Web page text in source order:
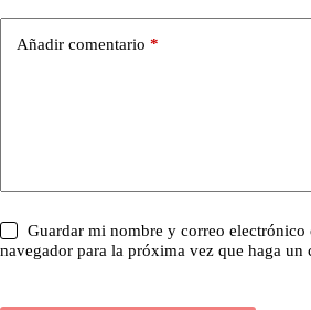
Añadir comentario *
Guardar mi nombre y correo electrónico
navegador para la próxima vez que haga un